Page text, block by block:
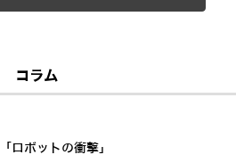
コラム
ロボットの衝撃」